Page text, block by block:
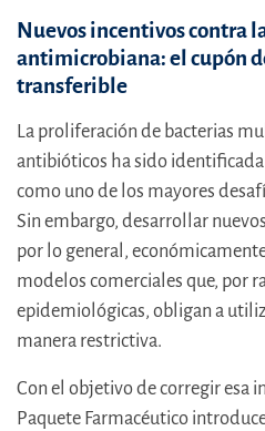
Nuevos incentivos contra
antimicrobiana: el cupón
transferible
La proliferación de bacterias
antibióticos ha sido
como uno de los mayores
Sin embargo, desarrollar
por lo general,
modelos comerciales que, por
epidemiológicas, obligan a
manera restrictiva.
Con el objetivo de corregir esa
Paquete Farmacéutico